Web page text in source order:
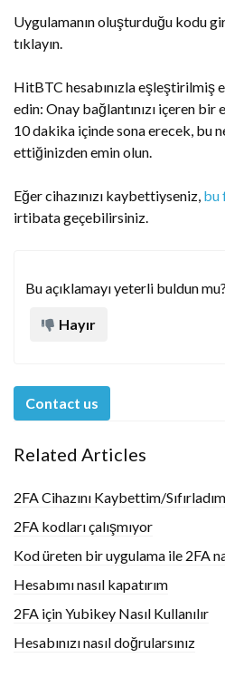
Uygulamanın oluşturduğu kodu
tıklayın.
HitBTC hesabınızla eşleştirilmiş
edin: Onay bağlantınızı içeren bir
10 dakika içinde sona erecek, bu
ettiğinizden emin olun.
Eğer cihazınızı kaybettiyseniz, bu
irtibata geçebilirsiniz.
Bu açıklamayı yeterli buldun mu?
Hayır
Contact us
Related Articles
2FA Cihazını Kaybettim/Sıfırladım
2FA kodları çalışmıyor
Kod üreten bir uygulama ile 2FA
Hesabımı nasıl kapatırım
2FA için Yubikey Nasıl Kullanılır
Hesabınızı nasıl doğrularsınız